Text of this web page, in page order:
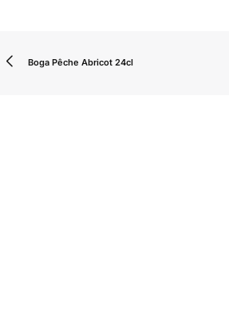
Boga Pêche Abricot 24cl